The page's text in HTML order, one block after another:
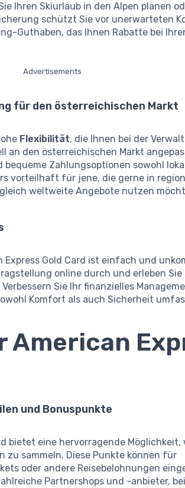
Ihren Skiurlaub in den Alpen planen
schützt Sie vor unerwarteten
Guthaben, das Ihnen Rabatte bei
Advertisements
für den österreichischen Markt
Flexibilität, die Ihnen bei der
an den österreichischen Markt
bequeme Zahlungsoptionen sowohl
vorteilhaft für jene, die gerne in
weltweite Angebote nutzen
Express Gold Card ist einfach und
online durch und erleben
Sie Ihr finanzielles
Komfort als auch Sicherheit
American
und Bonuspunkte
bietet eine hervorragende
zu sammeln. Diese Punkte können für
oder andere Reisebelohnungen
Partnershops und -anbieter,